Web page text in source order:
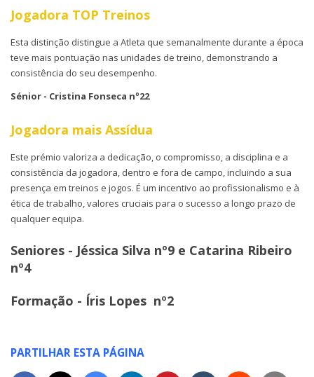
Jogadora TOP Treinos
Esta distinção distingue a Atleta que semanalmente durante a época
teve mais pontuação nas unidades de treino, demonstrando a
consistência do seu desempenho.
Sénior - Cristina Fonseca nº22
Jogadora mais Assídua
Este prémio valoriza a dedicação, o compromisso, a disciplina e a
consistência da jogadora, dentro e fora de campo, incluindo a sua
presença em treinos e jogos. É um incentivo ao profissionalismo e à
ética de trabalho, valores cruciais para o sucesso a longo prazo de
qualquer equipa.
Seniores - Jéssica Silva nº9 e Catarina Ribeiro
nº4
Formação - Íris Lopes nº2
PARTILHAR ESTA PÁGINA